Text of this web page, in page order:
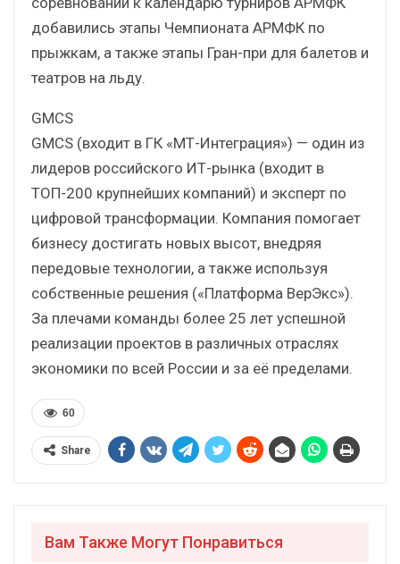
добавились этапы Чемпионата АРМФК по
прыжкам, а также этапы Гран-при для балетов и
театров на льду.
GMCS
GMCS (входит в ГК «МТ-Интеграция») — один из
лидеров российского ИТ-рынка (входит в
ТОП-200 крупнейших компаний) и эксперт по
цифровой трансформации. Компания помогает
бизнесу достигать новых высот, внедряя
передовые технологии, а также используя
собственные решения («Платформа ВерЭкс»).
За плечами команды более 25 лет успешной
реализации проектов в различных отраслях
экономики по всей России и за её пределами.
60
Share
Вам Также Могут Понравиться